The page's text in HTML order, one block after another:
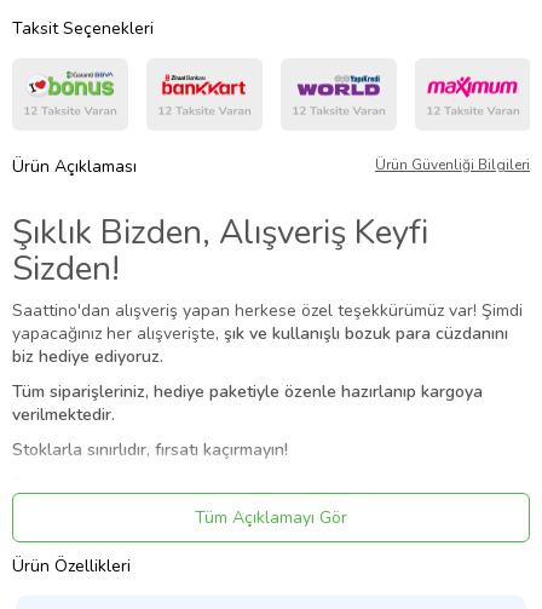
Taksit Seçenekleri
Ürün Açıklaması Ürün Güvenliği Bilgileri
Şıklık Bizden, Alışveriş Keyfi
Sizden!
Saattino'dan alışveriş yapan herkese özel teşekkürümüz var! Şimdi
yapacağınız her alışverişte, şık ve kullanışlı bozuk para cüzdanını
biz hediye ediyoruz.
Tüm siparişleriniz, hediye paketiyle özenle hazırlanıp kargoya
verilmektedir.
Stoklarla sınırlıdır, fırsatı kaçırmayın!
dönüştürmek için her detayı özenle düşünür.
Tüm Açıklamayı Gör
Ürün Özellikleri